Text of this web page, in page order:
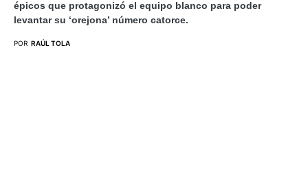
épicos que protagonizó el equipo blanco para poder
levantar su ‘orejona’ número catorce.
POR RAÚL TOLA